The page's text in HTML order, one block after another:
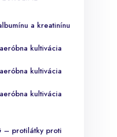
a kreatinínu
kultivácia
kultivácia
kultivácia
– protilátky proti